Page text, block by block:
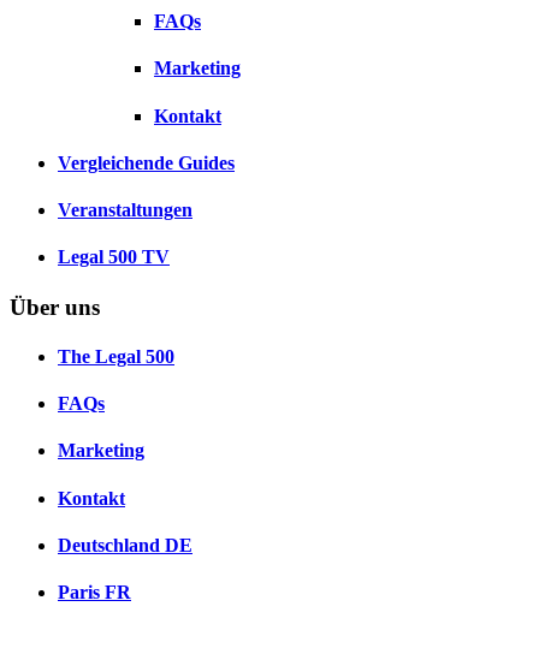
FAQs
Marketing
Kontakt
Vergleichende Guides
Veranstaltungen
Legal 500 TV
Über uns
The Legal 500
FAQs
Marketing
Kontakt
Deutschland DE
Paris FR